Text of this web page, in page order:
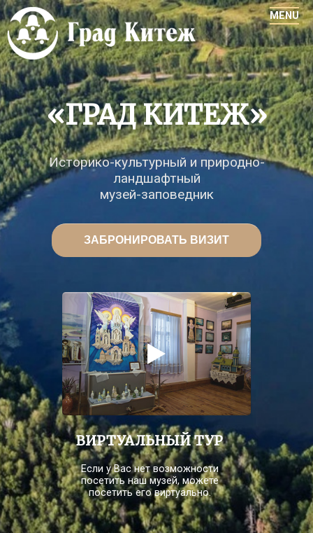
«ГРАД КИТЕЖ»
Историко-культурный и природно-
ландшафтный
музей-заповедник
ЗАБРОНИРОВАТЬ ВИЗИТ
ВИРТУАЛЬНЫЙ ТУР
Если у Вас нет возможности
посетить наш музей, можете
посетить его виртуально.